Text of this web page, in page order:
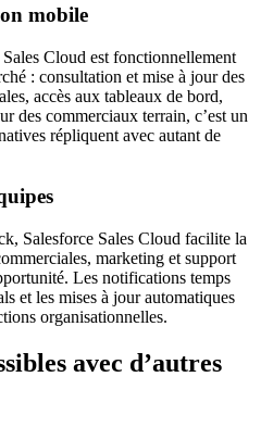
mobile
Cloud est fonctionnellement
: consultation et mise à jour des
accès aux tableaux de bord,
des commerciaux terrain, c’est un
répliquent avec autant de
Salesforce Sales Cloud facilite la
marketing et support
Les notifications temps
et les mises à jour automatiques
organisationnelles.
avec d’autres